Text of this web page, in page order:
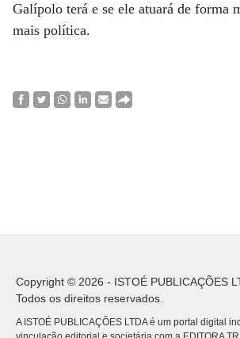
Galípolo terá e se ele atuará de forma
mais política.
Copyright © 2026 - ISTOÉ PUBLICAÇÕES
Todos os direitos reservados.
A ISTOÉ PUBLICAÇÕES LTDA é um portal digital